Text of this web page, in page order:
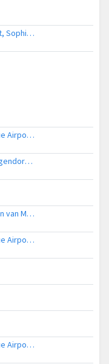
Lifeliner 2 naar Hendrik-Ido-Ambacht, Sophiapark-West
Lifeliner 2 naar Rotterdam The Hague Airport, Tiendweg
Lifeliner 2 naar Ameide, G.K. van Hogendorpweg
Lifeliner 2 naar Ameide, Van der Duijn van Maasdamweg
Lifeliner 2 naar Rotterdam The Hague Airport, Lekdijk
Lifeliner 2 naar Rotterdam The Hague Airport, Lekdijk